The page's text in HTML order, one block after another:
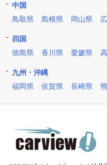
中国
鳥取県
島根県 岡山県
四国
徳島県
香川県 愛媛県
九州・沖縄
福岡県
佐賀県 長崎県